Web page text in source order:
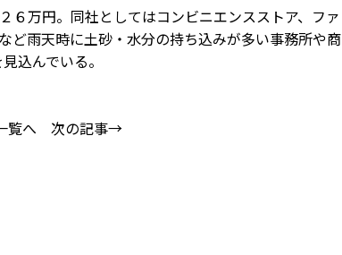
万円。同社としてはコンビニエンスストア、ファ
ど雨天時に土砂・水分の持ち込みが多い事務所や商
込んでいる。
覧へ 次の記事→